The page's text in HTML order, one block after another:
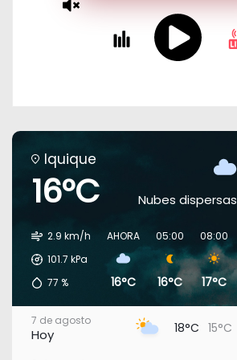
Iquique
16°C Nubes dispersas
2.9 km/h
101.7 kPa
77 %
AHORA
16°C
05:00
16°C
08:00
17°C
7 de agosto
Hoy 18°C 15°C